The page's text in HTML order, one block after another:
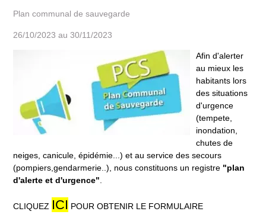
Plan communal de sauvegarde
26/10/2023 au 30/11/2023
Afin d'alerter
au mieux les
habitants lors
des situations
d'urgence
(tempete,
inondation,
chutes de
neiges, canicule, épidémie...) et au service des secours
(pompiers,gendarmerie..), nous constituons un registre "plan
d'alerte et d'urgence"
CLIQUEZ ICI POUR OBTENIR LE FORMULAIRE